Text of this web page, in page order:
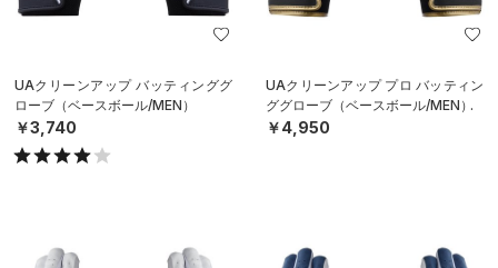
UAクリーンアップ バッティンググ
ローブ（ベースボール/MEN）
￥3,740
UAクリーンアップ プロ バッティン
ググローブ（ベースボール/MEN）
￥4,950